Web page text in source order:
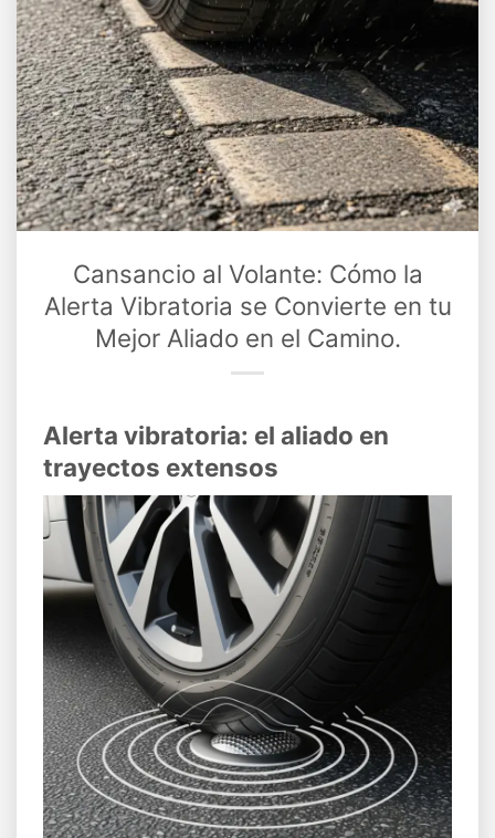
Cansancio al Volante: Cómo la
Alerta Vibratoria se Convierte en tu
Mejor Aliado en el Camino.
Alerta vibratoria: el aliado en
trayectos extensos